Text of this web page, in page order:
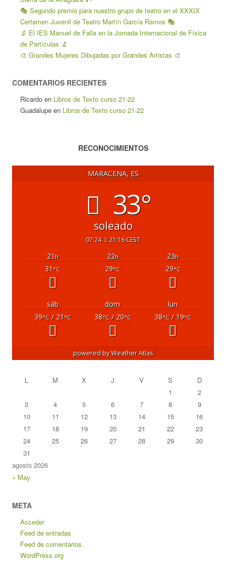
🎭 Segundo premio para nuestro grupo de teatro en el XXXIX
Certamen Juvenil de Teatro Martín García Ramos 🎭
🔬 El IES Manuel de Falla en la Jornada Internacional de Física
de Partículas 🔬
🎨 Grandes Mujeres Dibujadas por Grandes Artistas 🎨
COMENTARIOS RECIENTES
Ricardo en Libros de Texto curso 21-22
Guadalupe en Libros de Texto curso 21-22
RECONOCIMIENTOS
MARACENA, ES
33°
soleado
07:24 21:16 CEST
21 h 22h 23h
31 °C 29°C 29°C
sáb dom
lun
39°C/ 21 °C 38°C/ 20°C 38°C / 19°C
powered byWeather Atlas
agosto 2026
L M X J V S
D
1
2
3
4 5 6 7 8
9
10
11 12 13 14 15
16
17
18 19 20 21 22
23
24
25 26 27 28 29
30
31
« May
META
Acceder
Feed de entradas
Feed de comentarios
WordPress.org